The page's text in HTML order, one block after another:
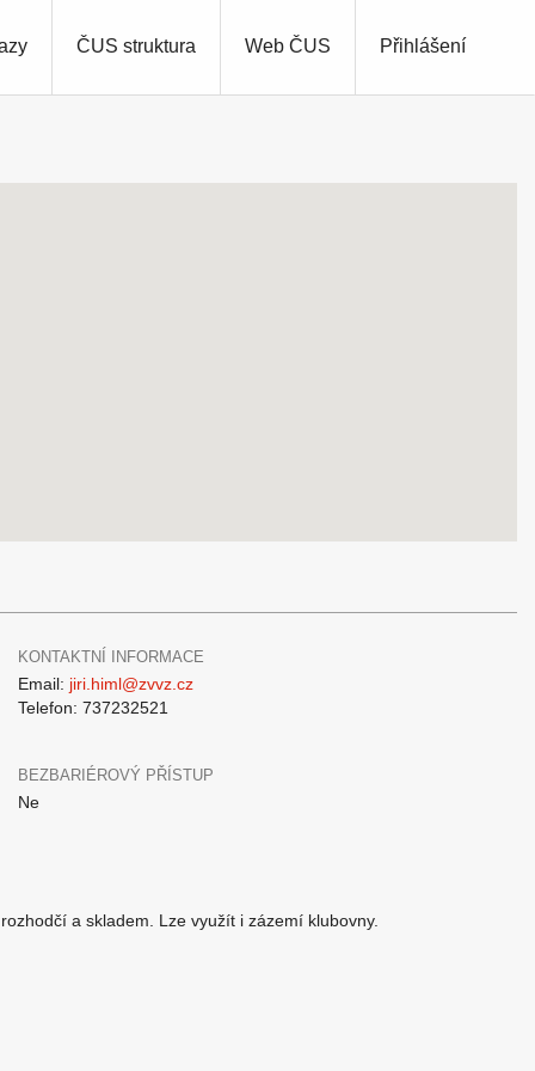
Přihlášení
ČUS struktura Web ČUS
KONTAKTNÍ INFORMACE
Email: jiri.himl@zvvz.cz
Telefon: 737232521
BEZBARIÉROVÝ PŘÍSTUP
Ne
a skladem. Lze využít i zázemí klubovny.